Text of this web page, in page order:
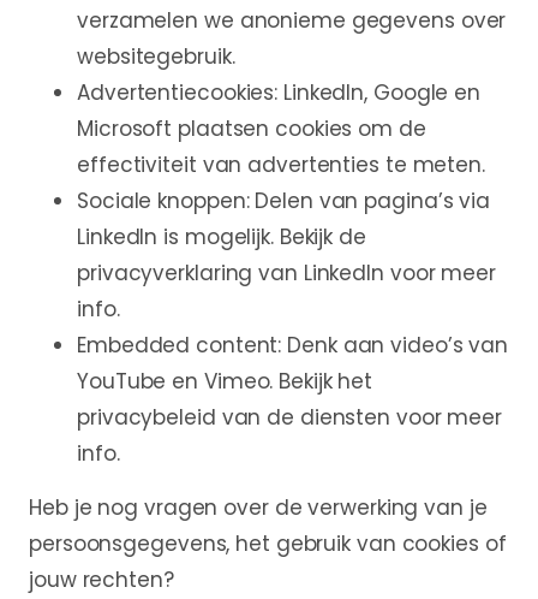
verzamelen we anonieme gegevens over
websitegebruik.
Advertentiecookies: LinkedIn, Google en
Microsoft plaatsen cookies om de
effectiviteit van advertenties te meten.
Sociale knoppen: Delen van pagina’s via
LinkedIn is mogelijk. Bekijk de
privacyverklaring van LinkedIn voor meer
info.
Embedded content: Denk aan video’s van
YouTube en Vimeo. Bekijk het
privacybeleid van de diensten voor meer
info.
Heb je nog vragen over de verwerking van je
persoonsgegevens, het gebruik van cookies of
jouw rechten?